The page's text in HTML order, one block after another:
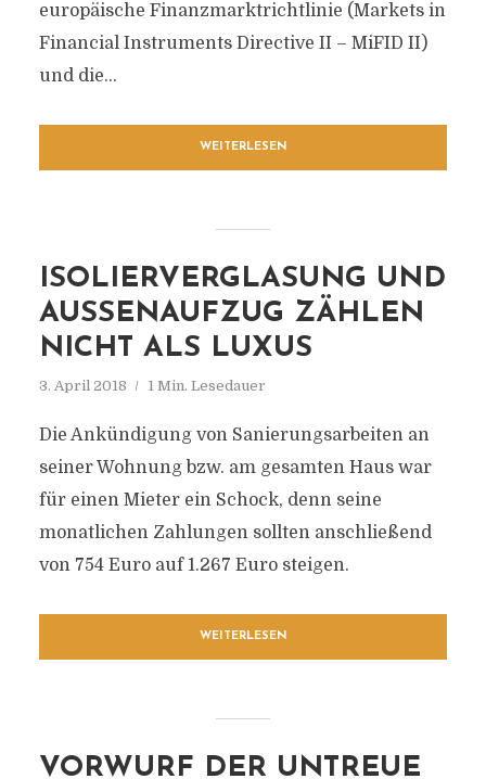
europäische Finanzmarktrichtlinie (Markets in
Financial Instruments Directive II – MiFID II)
und die...
WEITERLESEN
ISOLIERVERGLASUNG UND
AUSSENAUFZUG ZÄHLEN N
ICHT ALS LUXUS
3. April 2018 1 Min. Lesedauer
Die Ankündigung von Sanierungsarbeiten an
seiner Wohnung bzw. am gesamten Haus war
für einen Mieter ein Schock, denn seine
monatlichen Zahlungen sollten anschließend
von 754 Euro auf 1.267 Euro steigen.
WEITERLESEN
VORWURF DER UNTREUE